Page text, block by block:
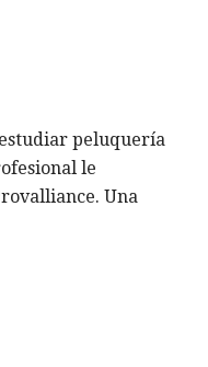
peluquería
le
Una